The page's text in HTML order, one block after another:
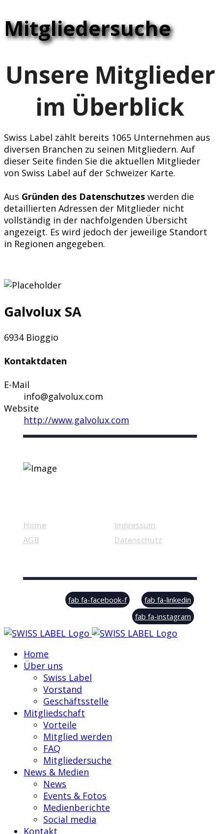
Mitgliedersuche
Unsere Mitglieder
im Überblick
Swiss Label zählt bereits 1065 Unternehmen aus
diversen Branchen zu seinen Mitgliedern. Auf
dieser Seite finden Sie die aktuellen Mitglieder
von Swiss Label auf der Schweizer Karte.
Aus Gründen des Datenschutzes werden die
detaillierten Adressen der Mitglieder nicht
vollständig in der nachfolgenden Übersicht
angezeigt. Es wird jedoch der jeweilige Standort
in Regionen angegeben.
Galvolux SA
6934 Bioggio
Kontaktdaten
E-Mail
info@galvolux.com
Website
http://www.galvolux.com
Home
AGB
Impressum
Datenschutz
© Swiss Label, All rights reserved
fab fa-facebook-f
fab fa-linkedin
fab fa-instagram
Home
Über uns
Swiss Label
Vorstand
Geschäftsstelle
Mitgliedschaft
Vorteile
Mitglied werden
FAQ
Mitgliedersuche
News & Medien
News
Events & Fotos
Medienberichte
Social media
Kontakt